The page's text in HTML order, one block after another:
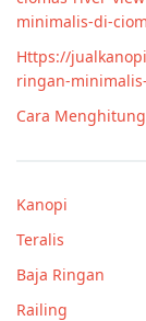
minimalis-di-
Https://
ringan-
Cara
Kanopi
Teralis
Baja Ringan
Railing